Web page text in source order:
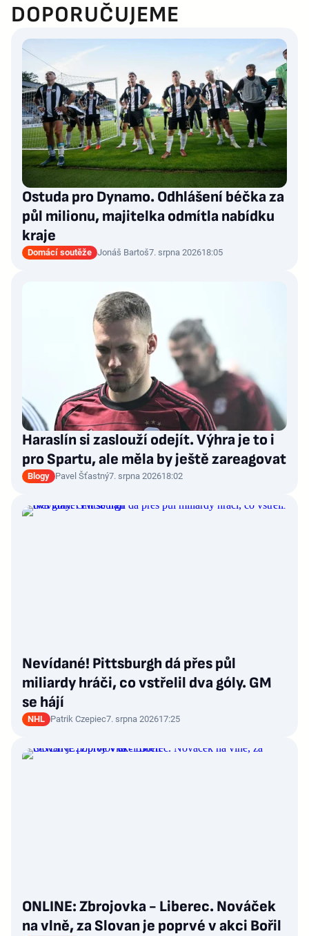
DOPORUČUJEME
Ostuda pro Dynamo. Odhlášení béčka za
půl milionu, majitelka odmítla nabídku
kraje
Domácí soutěže Jonáš Bartoš7. srpna 202618:05
Haraslín si zaslouží odejít. Výhra je to i
pro Spartu, ale měla by ještě zareagovat
Blogy Pavel Šťastný7. srpna 202618:02
Nevídané! Pittsburgh dá přes půl
miliardy hráči, co vstřelil dva góly. GM
se hájí
NHL Patrik Czepiec7. srpna 202617:25
ONLINE: Zbrojovka - Liberec. Nováček
na vlně, za Slovan je poprvé v akci Bořil